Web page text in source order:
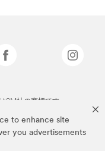
to enhance site
you advertisements
3M社の商標です。